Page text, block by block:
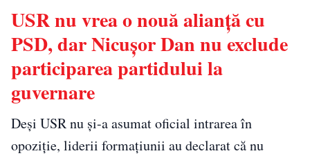
USR nu vrea o nouă alianță cu
PSD, dar Nicușor Dan nu exclude
participarea partidului la
guvernare
Deși USR nu și-a asumat oficial intrarea în
opoziție, liderii formațiunii au declarat că nu